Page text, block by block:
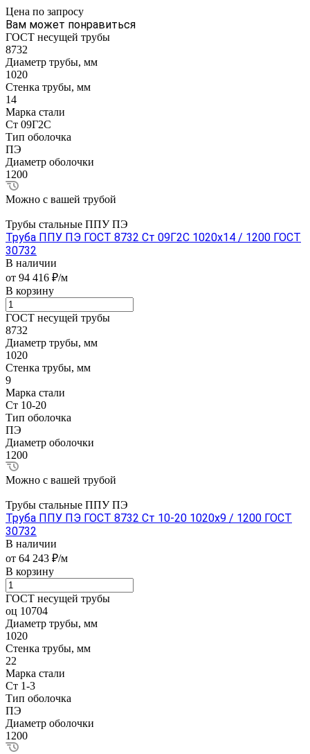
Цена по запросу
Вам может понравиться
ГОСТ несущей трубы
8732
Диаметр трубы, мм
1020
Стенка трубы, мм
14
Марка стали
Ст 09Г2С
Тип оболочка
ПЭ
Диаметр оболочки
1200
Можно с вашей трубой
Трубы стальные ППУ ПЭ
Труба ППУ ПЭ ГОСТ 8732 Ст 09Г2С 1020x14 / 1200 ГОСТ
30732
В наличии
от 94 416 ₽/м
В корзину
ГОСТ несущей трубы
8732
Диаметр трубы, мм
1020
Стенка трубы, мм
9
Марка стали
Ст 10-20
Тип оболочка
ПЭ
Диаметр оболочки
1200
Можно с вашей трубой
Трубы стальные ППУ ПЭ
Труба ППУ ПЭ ГОСТ 8732 Ст 10-20 1020x9 / 1200 ГОСТ
30732
В наличии
от 64 243 ₽/м
В корзину
ГОСТ несущей трубы
оц 10704
Диаметр трубы, мм
1020
Стенка трубы, мм
22
Марка стали
Ст 1-3
Тип оболочка
ПЭ
Диаметр оболочки
1200